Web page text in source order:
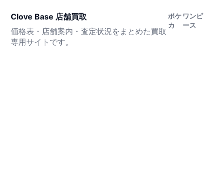
Clove Base 店舗買取
価格表・店舗案内・査定状況をまとめた買取
専用サイトです。
ポケ
カ
ワンピ
ース